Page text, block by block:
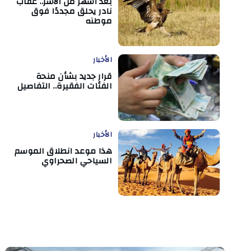
نادر يحلق مجددًا فوق
موطنه
الأخبار
قرار جديد بشأن منحة
الفئات الفقيرة.. التفاصيل
الأخبار
هذا موعد انطلاق الموسم
السياحي الصحراوي